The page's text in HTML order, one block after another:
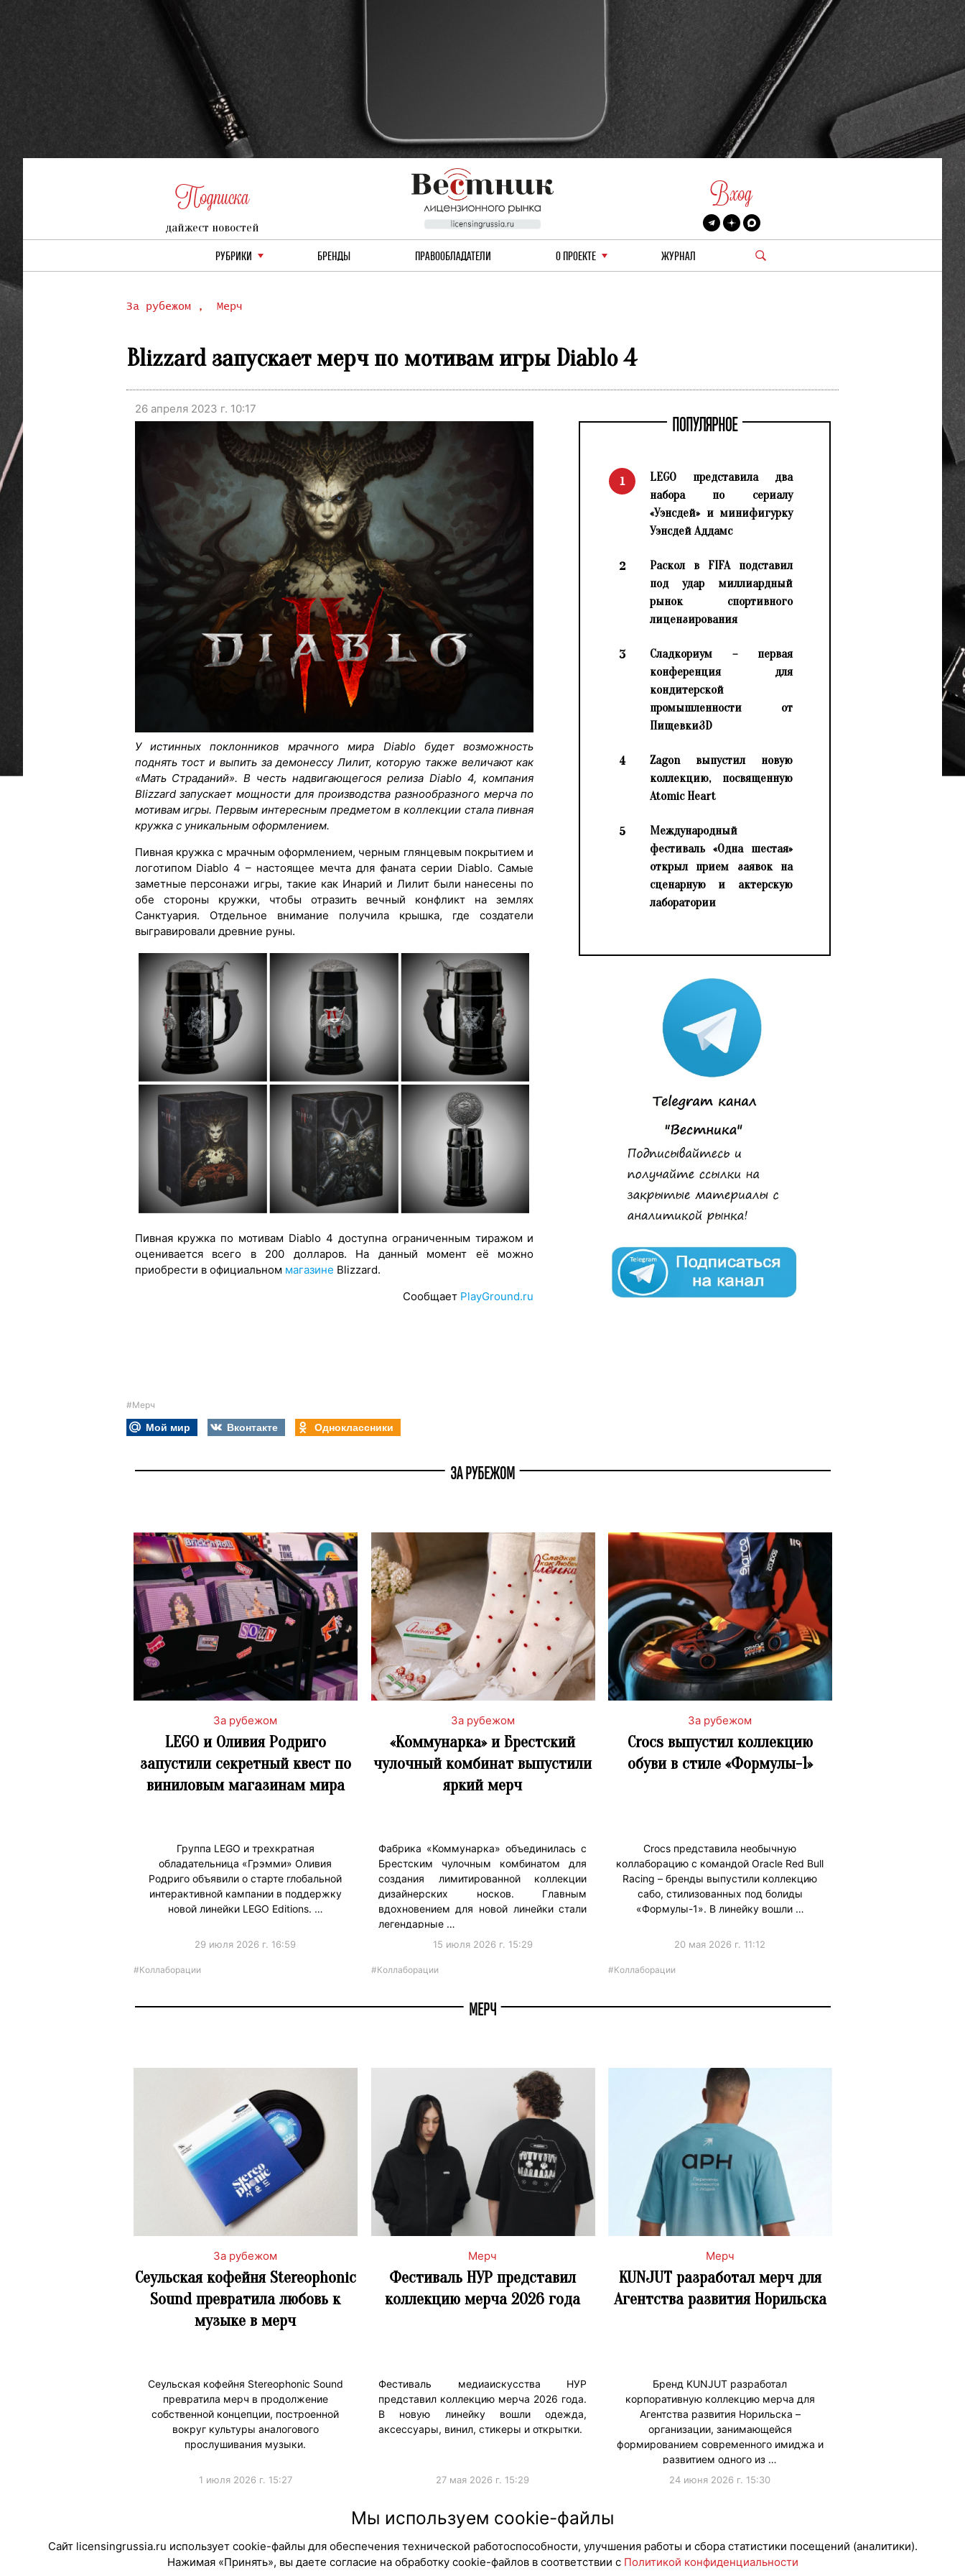
Подписка
дайжест новостей
Вход
РУБРИКИ БРЕНДЫ ПРАВООБЛАДАТЕЛИ О ПРОЕКТЕ ЖУРНАЛ
За рубежом , Мерч
Blizzard запускает мерч по мотивам игры Diablo 4
26 апреля 2023 г. 10:17
У истинных поклонников мрачного мира Diablo будет возможность
поднять тост и выпить за демонессу Лилит, которую также величают как
«Мать Страданий». В честь надвигающегося релиза Diablo 4, компания
Blizzard запускает мощности для производства разнообразного мерча по
мотивам игры. Первым интересным предметом в коллекции стала пивная
кружка с уникальным оформлением.
Пивная кружка с мрачным оформлением, черным глянцевым покрытием и
логотипом Diablo 4 – настоящее мечта для фаната серии Diablo. Самые
заметные персонажи игры, такие как Инарий и Лилит были нанесены по
обе стороны кружки, чтобы отразить вечный конфликт на землях
Санктуария. Отдельное внимание получила крышка, где создатели
выгравировали древние руны.
Пивная кружка по мотивам Diablo 4 доступна ограниченным тиражом и
оценивается всего в 200 долларов. На данный момент её можно
приобрести в официальном магазине Blizzard.
Сообщает PlayGround.ru
ПОПУЛЯРНОЕ
1
LEGO представила два
набора по сериалу
«Уэнсдей» и минифигурку
Уэнсдей Аддамс
2
Раскол в FIFA подставил
под удар миллиардный
рынок спортивного
лицензирования
3
Сладкориум – первая
конференция для
кондитерской
промышленности от
Пищевки3D
4
Zagon выпустил новую
коллекцию, посвященную
Atomic Heart
5
Международный
фестиваль «Одна шестая»
открыл прием заявок на
сценарную и актерскую
лаборатории
#Мерч
Мой мир Вконтакте Одноклассники
ЗА РУБЕЖОМ
За рубежом
LEGO и Оливия Родриго
запустили секретный квест по
виниловым магазинам мира
Группа LEGO и трехкратная
обладательница «Грэмми» Оливия
Родриго объявили о старте глобальной
интерактивной кампании в поддержку
новой линейки LEGO Editions. …
29 июля 2026 г. 16:59
#Коллаборации
За рубежом
«Коммунарка» и Брестский
чулочный комбинат выпустили
яркий мерч
Фабрика «Коммунарка» объединилась с
Брестским чулочным комбинатом для
создания лимитированной коллекции
дизайнерских носков. Главным
вдохновением для новой линейки стали
легендарные …
15 июля 2026 г. 15:29
#Коллаборации
За рубежом
Crocs выпустил коллекцию
обуви в стиле «Формулы-1»
Crocs представила необычную
коллаборацию с командой Oracle Red Bull
Racing – бренды выпустили коллекцию
сабо, стилизованных под болиды
«Формулы-1». В линейку вошли …
20 мая 2026 г. 11:12
#Коллаборации
МЕРЧ
За рубежом
Сеульская кофейня Stereophonic
Sound превратила любовь к
музыке в мерч
Сеульская кофейня Stereophonic Sound
превратила мерч в продолжение
собственной концепции, построенной
вокруг культуры аналогового
прослушивания музыки.
1 июля 2026 г. 15:27
Мерч
Фестиваль НУР представил
коллекцию мерча 2026 года
Фестиваль медиаискусства НУР
представил коллекцию мерча 2026 года.
В новую линейку вошли одежда,
аксессуары, винил, стикеры и открытки.
27 мая 2026 г. 15:29
Мерч
KUNJUT разработал мерч для
Агентства развития Норильска
Бренд KUNJUT разработал
корпоративную коллекцию мерча для
Агентства развития Норильска –
организации, занимающейся
формированием современного имиджа и
развитием одного из …
24 июня 2026 г. 15:30
Мы используем cookie-файлы
Сайт licensingrussia.ru использует cookie-файлы для обеспечения технической работоспособности, улучшения работы и сбора статистики посещений (аналитики).
Нажимая «Принять», вы даете согласие на обработку cookie-файлов в соответствии с Политикой конфиденциальности